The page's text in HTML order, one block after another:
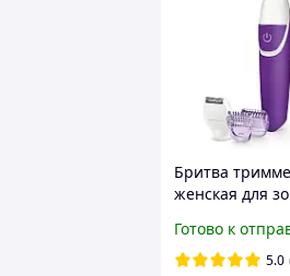
Бритва
женская для
других частей
Готово к
5.0